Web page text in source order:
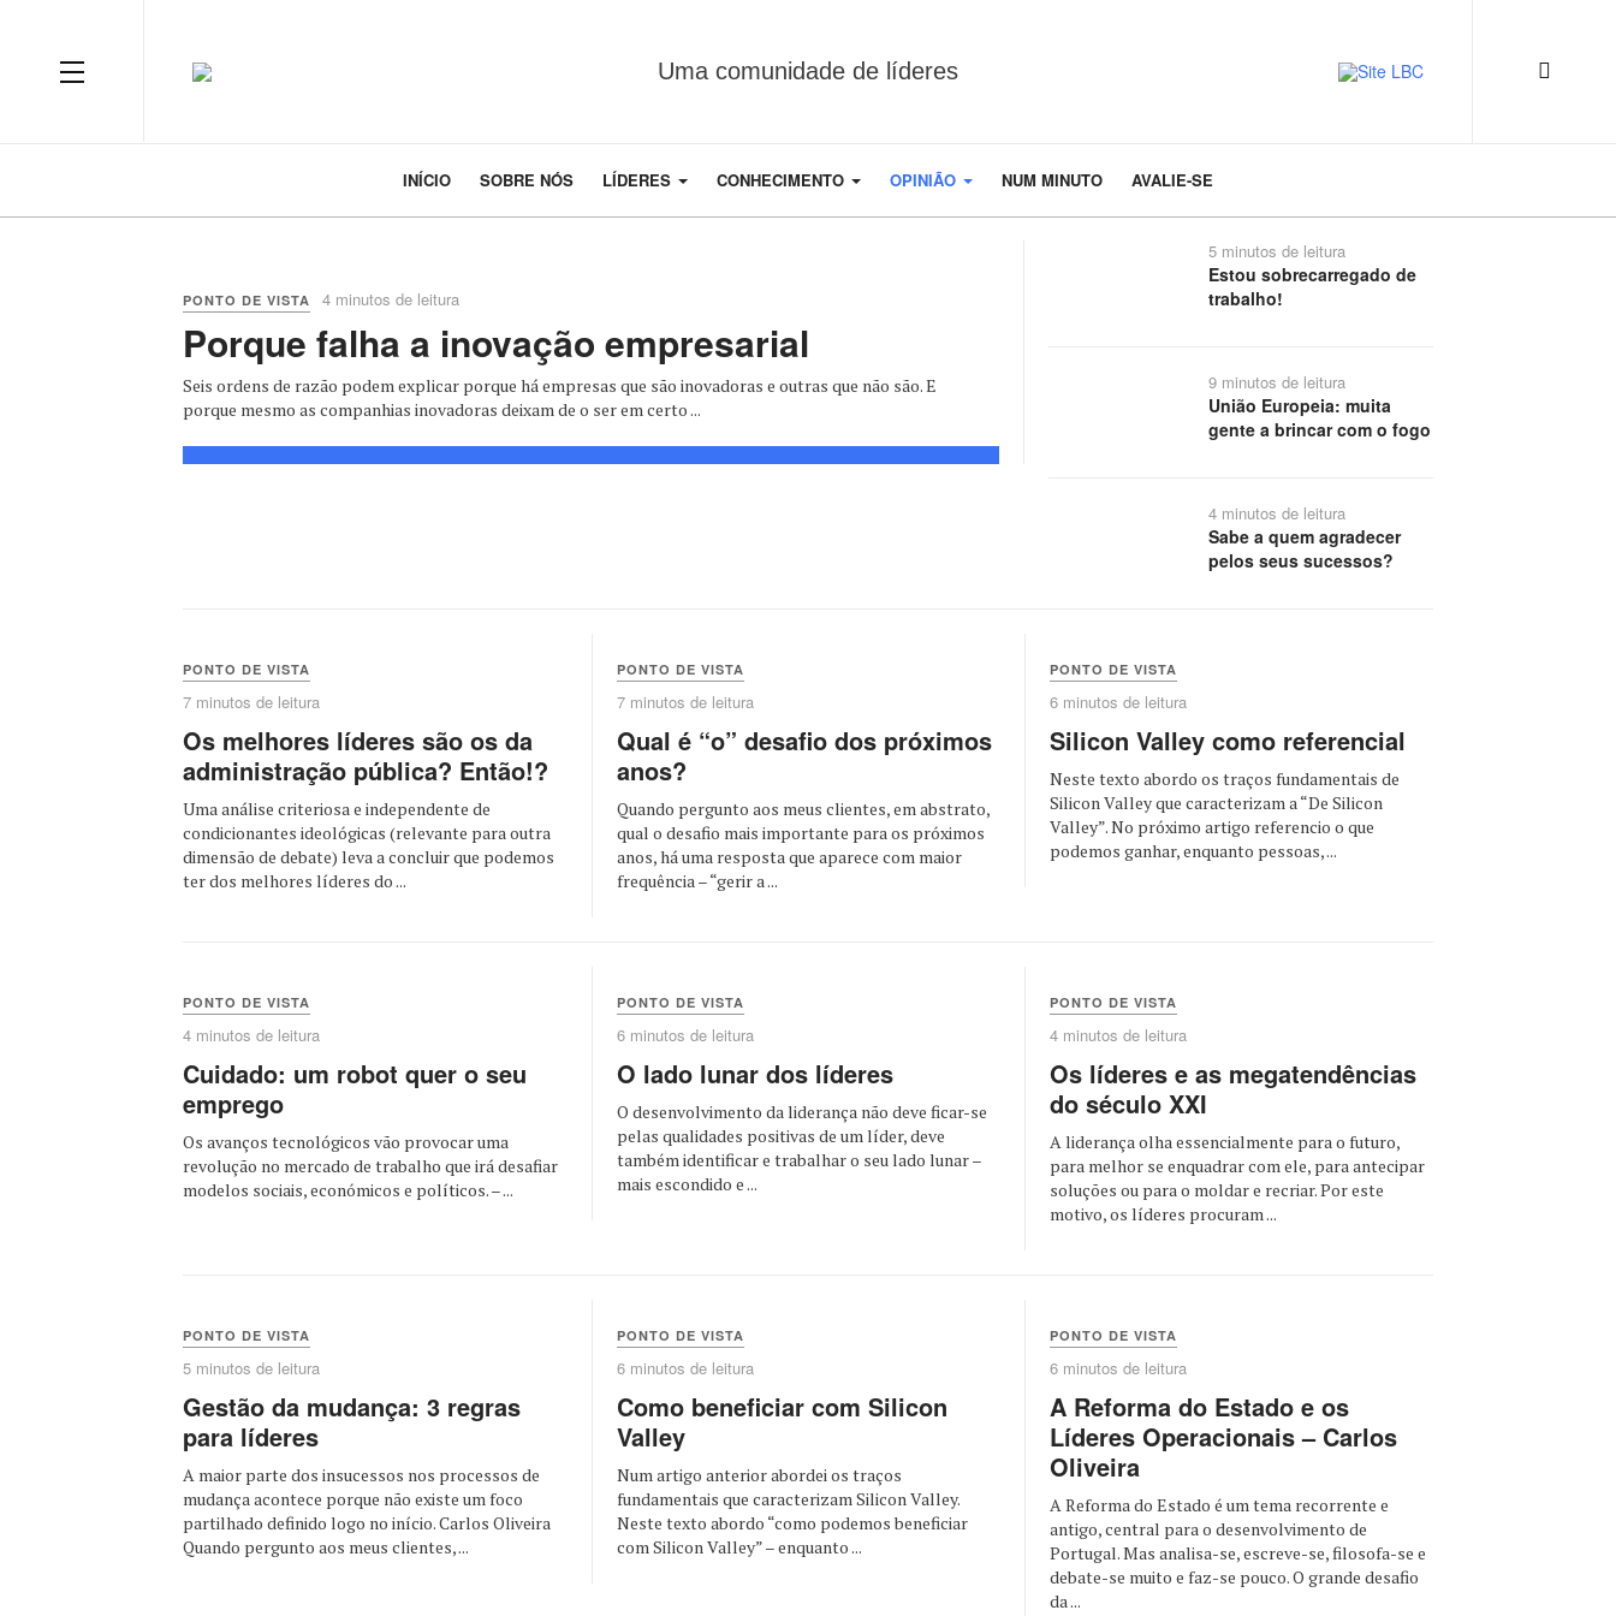
Uma comunidade de líderes
INÍCIO SOBRE NÓS LÍDERES CONHECIMENTO OPINIÃO NUM MINUTO AVALIE-SE
PONTO DE VISTA 4 minutos de leitura
Porque falha a inovação empresarial
Seis ordens de razão podem explicar porque há empresas que são inovadoras e outras que não são. E
porque mesmo as companhias inovadoras deixam de o ser em certo ...
5 minutos de leitura
Estou sobrecarregado de
trabalho!
9 minutos de leitura
União Europeia: muita
gente a brincar com o fogo
4 minutos de leitura
Sabe a quem agradecer
pelos seus sucessos?
PONTO DE VISTA
7 minutos de leitura
Os melhores líderes são os da
administração pública? Então!?
Uma análise criteriosa e independente de
condicionantes ideológicas (relevante para outra
dimensão de debate) leva a concluir que podemos
ter dos melhores líderes do ...
PONTO DE VISTA
7 minutos de leitura
Qual é “o” desafio dos próximos
anos?
Quando pergunto aos meus clientes, em abstrato,
qual o desafio mais importante para os próximos
anos, há uma resposta que aparece com maior
frequência – “gerir a ...
PONTO DE VISTA
6 minutos de leitura
Silicon Valley como referencial
Neste texto abordo os traços fundamentais de
Silicon Valley que caracterizam a “De Silicon
Valley”. No próximo artigo referencio o que
podemos ganhar, enquanto pessoas, ...
PONTO DE VISTA
4 minutos de leitura
Cuidado: um robot quer o seu
emprego
Os avanços tecnológicos vão provocar uma
revolução no mercado de trabalho que irá desafiar
modelos sociais, económicos e políticos. – ...
PONTO DE VISTA
6 minutos de leitura
O lado lunar dos líderes
O desenvolvimento da liderança não deve ficar-se
pelas qualidades positivas de um líder, deve
também identificar e trabalhar o seu lado lunar –
mais escondido e ...
PONTO DE VISTA
4 minutos de leitura
Os líderes e as megatendências
do século XXI
A liderança olha essencialmente para o futuro,
para melhor se enquadrar com ele, para antecipar
soluções ou para o moldar e recriar. Por este
motivo, os líderes procuram ...
PONTO DE VISTA
5 minutos de leitura
Gestão da mudança: 3 regras
para líderes
A maior parte dos insucessos nos processos de
mudança acontece porque não existe um foco
partilhado definido logo no início. Carlos Oliveira
Quando pergunto aos meus clientes, ...
PONTO DE VISTA
6 minutos de leitura
Como beneficiar com Silicon
Valley
Num artigo anterior abordei os traços
fundamentais que caracterizam Silicon Valley.
Neste texto abordo “como podemos beneficiar
com Silicon Valley” – enquanto ...
PONTO DE VISTA
6 minutos de leitura
A Reforma do Estado e os
Líderes Operacionais – Carlos
Oliveira
A Reforma do Estado é um tema recorrente e
antigo, central para o desenvolvimento de
Portugal. Mas analisa-se, escreve-se, filosofa-se e
debate-se muito e faz-se pouco. O grande desafio
da ...